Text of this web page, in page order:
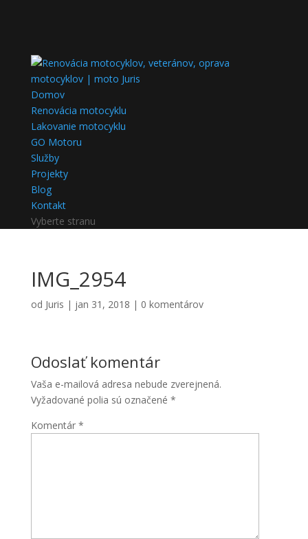
Domov
Renovácia motocyklu
Lakovanie motocyklu
GO Motoru
Služby
Projekty
Blog
Kontakt
Vyberte stranu
IMG_2954
od Juris | jan 31, 2018 | 0 komentárov
Odoslať komentár
Vaša e-mailová adresa nebude zverejnená.
Vyžadované polia sú označené *
Komentár *